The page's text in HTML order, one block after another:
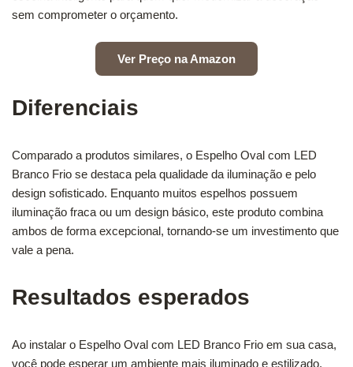
sem comprometer o orçamento.
Ver Preço na Amazon
Diferenciais
Comparado a produtos similares, o Espelho Oval com LED
Branco Frio se destaca pela qualidade da iluminação e pelo
design sofisticado. Enquanto muitos espelhos possuem
iluminação fraca ou um design básico, este produto combina
ambos de forma excepcional, tornando-se um investimento que
vale a pena.
Resultados esperados
Ao instalar o Espelho Oval com LED Branco Frio em sua casa,
você pode esperar um ambiente mais iluminado e estilizado.